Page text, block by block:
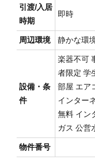
引渡/入居
時期
即時
周辺環境 静かな環
設備・条
件
楽器不可
者限定 学
部屋 エア
インター
無料 イン
ガス 公営
物件番号